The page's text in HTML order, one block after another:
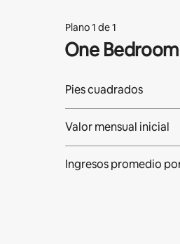
Plano 1 de 1
One Bedroom
Pies cuadrados
Valor mensual inicial
Ingresos promedio